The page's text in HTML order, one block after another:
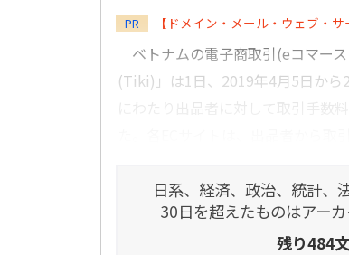
PR 【ドメイン・メール・ウェブ・
ベトナムの電子商取引(eコマー
(Tiki)」は1日、2019年4月5日から
日系、経済、政治、統計、
30日を超えたものはアー
残り484